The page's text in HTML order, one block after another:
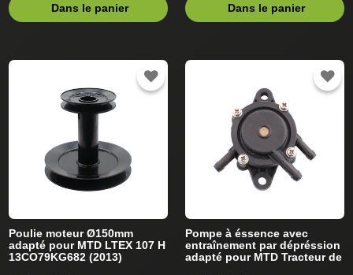
Dans le panier Dans le panier
Poulie moteur Ø150mm
adapté pour MTD LTEX 107 H
13CO79KG682 (2013)
Pompe à éssence avec
entraînement par dépréssion
adapté pour MTD Tracteur de